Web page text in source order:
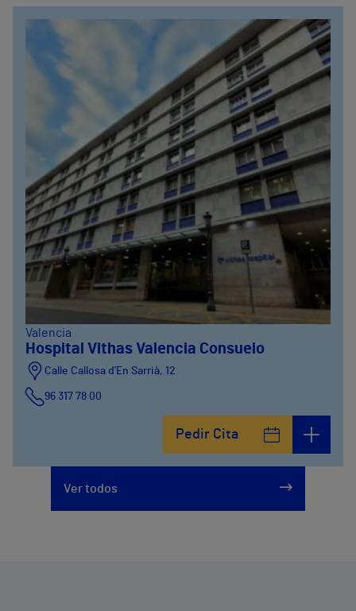
Valencia
Hospital Vithas Valencia Consuelo
Calle Callosa d’En Sarrià, 12
96 317 78 00
Pedir Cita
Ver todos